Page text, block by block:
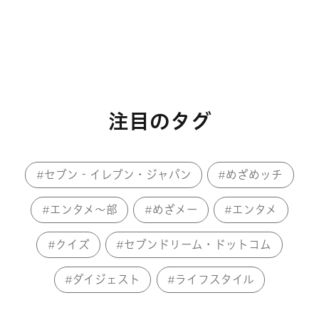
注目のタグ
セブン‐イレブン・ジャパン めざめッチ
エンタメ～部 めざメー エンタメ
クイズ セブンドリーム・ドットコム
ダイジェスト ライフスタイル